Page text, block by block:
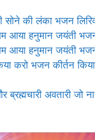
सोने की लंका भजन
आया हनुमान जयंती
आया हनुमान जयंती
करो भजन कीर्तन
ब्रह्मचारी अवतारी जो